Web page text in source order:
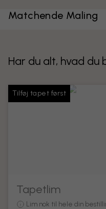
Matchende Maling
Har du alt, hvad du
Tilføj tapet først
Tapetlim
Lim nok til hele din